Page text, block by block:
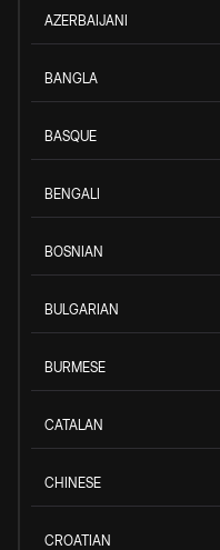
AZERBAIJANI
BANGLA
BASQUE
BENGALI
BOSNIAN
BULGARIAN
BURMESE
CATALAN
CHINESE
CROATIAN